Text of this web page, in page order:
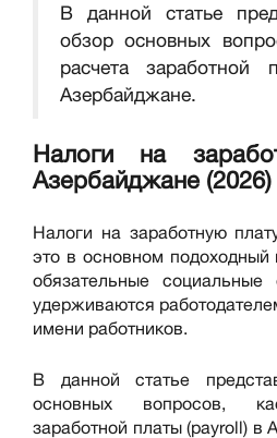
В данной статье
обзор основных
расчета заработной
Азербайджане.
Налоги на
Азербайджане (2026)
Налоги на заработную
это в основном подоходный
обязательные социальные
удерживаются
имени работников.
В данной статье
основных вопросов,
заработной платы (payroll) в